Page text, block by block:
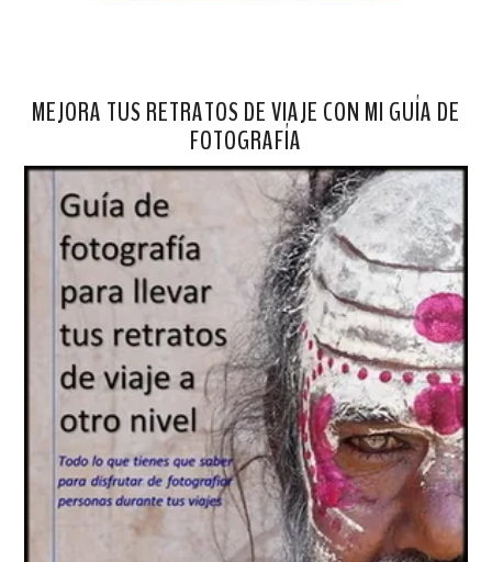
MEJORA TUS RETRATOS DE VIAJE CON MI GUÍA DE
FOTOGRAFÍA